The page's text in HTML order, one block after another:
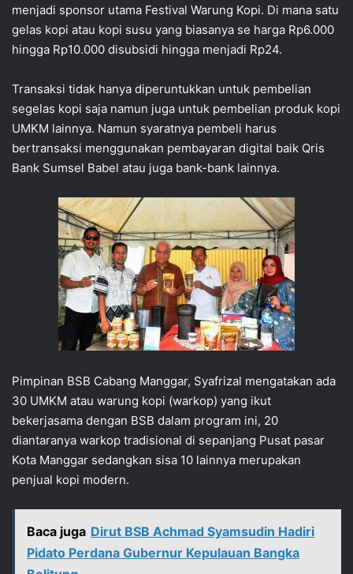
menjadi sponsor utama Festival Warung Kopi. Di mana satu
gelas kopi atau kopi susu yang biasanya se harga Rp6.000
hingga Rp10.000 disubsidi hingga menjadi Rp24.
Transaksi tidak hanya diperuntukkan untuk pembelian
segelas kopi saja namun juga untuk pembelian produk kopi
UMKM lainnya. Namun syaratnya pembeli harus
bertransaksi menggunakan pembayaran digital baik Qris
Bank Sumsel Babel atau juga bank-bank lainnya.
Pimpinan BSB Cabang Manggar, Syafrizal mengatakan ada
30 UMKM atau warung kopi (warkop) yang ikut
bekerjasama dengan BSB dalam program ini, 20
diantaranya warkop tradisional di sepanjang Pusat pasar
Kota Manggar sedangkan sisa 10 lainnya merupakan
penjual kopi modern.
Baca juga Dirut BSB Achmad Syamsudin Hadiri
Pidato Perdana Gubernur Kepulauan Bangka